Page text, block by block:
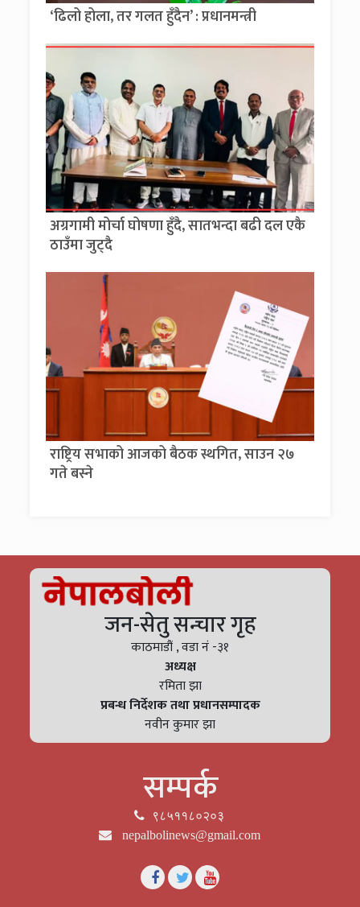
‘ढिलो होला, तर गलत हुँदैन’ : प्रधानमन्त्री
अग्रगामी मोर्चा घोषणा हुँदै, सातभन्दा बढी दल एकै
ठाउँमा जुट्दै
राष्ट्रिय सभाको आजको बैठक स्थगित, साउन २७
गते बस्ने
जन-सेतु सन्चार गृह
काठमाडौं , वडा नं -३१
अध्यक्ष
रमिता झा
प्रबन्ध निर्देशक तथा प्रधानसम्पादक
नवीन कुमार झा
सम्पर्क
९८५११८०२०३
nepalbolinews@gmail.com